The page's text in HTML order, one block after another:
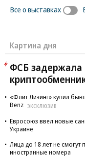
Все о выставках
Картина дня
ФСБ задержала
«Флит Лизинг» купил
Benz ЭКСКЛЮЗИВ
Евросоюз ввел новые
Украине
Лица до 18 лет не смогут
иностранные номера